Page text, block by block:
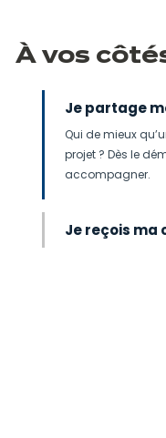
À vos
Je partage
Qui de mieux
projet ? Dès le
accompagner.
Je reçois ma